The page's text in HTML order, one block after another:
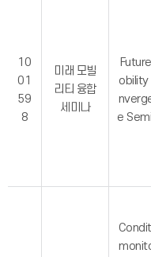
10
01
59
8
미래 모빌
리티 융합
세미나
obility
e